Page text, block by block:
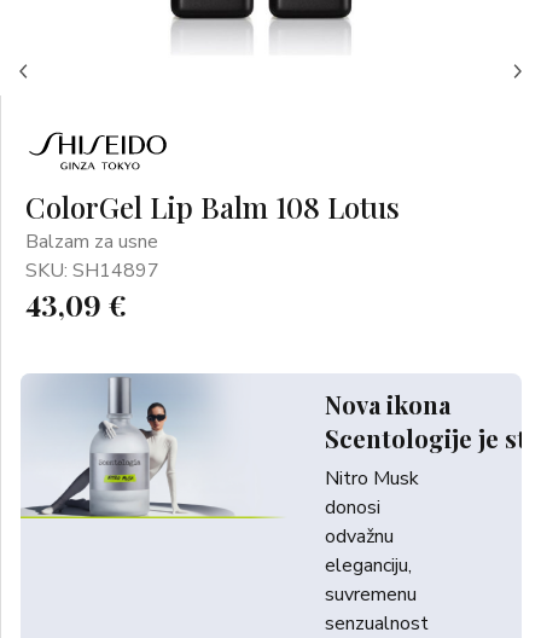
ColorGel Lip Balm 108 Lotus
Balzam za usne
SKU: SH14897
43,09 €
Nova ikona
Scentologije je
Nitro Musk
donosi
odvažnu
eleganciju,
suvremenu
senzualnost